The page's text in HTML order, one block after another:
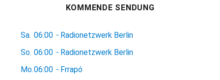
KOMMENDE SENDUNG
Sa. 06:00 - Radionetzwerk Berlin
So. 06:00 - Radionetzwerk Berlin
Mo.06:00 - Frrapó